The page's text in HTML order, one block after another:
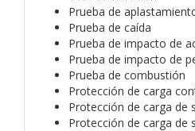
Prueba de
Prueba de caída
Prueba de impacto de
Prueba de impacto de
Prueba de combustión
Protección de carga
Protección de carga de
Protección de carga de